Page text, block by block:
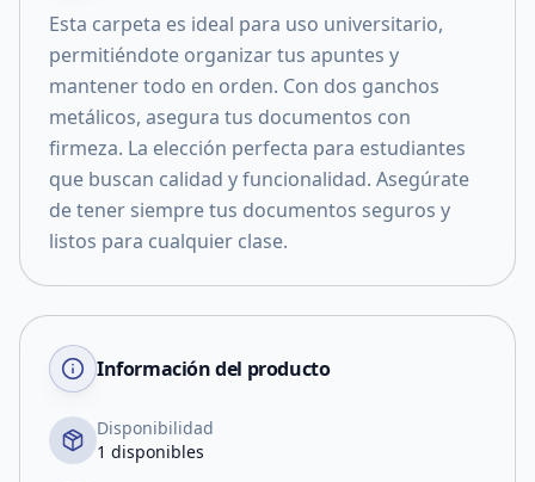
Esta carpeta es ideal para uso universitario,
permitiéndote organizar tus apuntes y
mantener todo en orden. Con dos ganchos
metálicos, asegura tus documentos con
firmeza. La elección perfecta para estudiantes
que buscan calidad y funcionalidad. Asegúrate
de tener siempre tus documentos seguros y
listos para cualquier clase.
Información del producto
Disponibilidad
1 disponibles